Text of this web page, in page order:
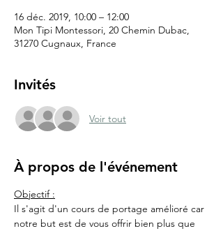
16 déc. 2019, 10:00 – 12:00
Mon Tipi Montessori, 20 Chemin Dubac,
31270 Cugnaux, France
Invités
Voir tout
À propos de l'événement
Objectif :
Il s'agit d'un cours de portage amélioré car
notre but est de vous offrir bien plus que